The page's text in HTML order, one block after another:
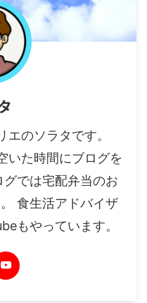
のソラタです。
いた時間にブログを
では宅配弁当のお
食生活アドバイザ
もやっています。